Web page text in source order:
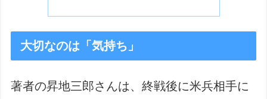
大切なのは「気持ち」
著者の昇地三郎さんは、終戦後に米兵相手に